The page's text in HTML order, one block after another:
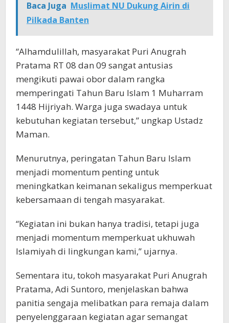
Baca Juga Muslimat NU Dukung Airin di
Pilkada Banten
“Alhamdulillah, masyarakat Puri Anugrah
Pratama RT 08 dan 09 sangat antusias
mengikuti pawai obor dalam rangka
memperingati Tahun Baru Islam 1 Muharram
1448 Hijriyah. Warga juga swadaya untuk
kebutuhan kegiatan tersebut,” ungkap Ustadz
Maman.
Menurutnya, peringatan Tahun Baru Islam
menjadi momentum penting untuk
meningkatkan keimanan sekaligus memperkuat
kebersamaan di tengah masyarakat.
“Kegiatan ini bukan hanya tradisi, tetapi juga
menjadi momentum memperkuat ukhuwah
Islamiyah di lingkungan kami,” ujarnya.
Sementara itu, tokoh masyarakat Puri Anugrah
Pratama, Adi Suntoro, menjelaskan bahwa
panitia sengaja melibatkan para remaja dalam
penyelenggaraan kegiatan agar semangat